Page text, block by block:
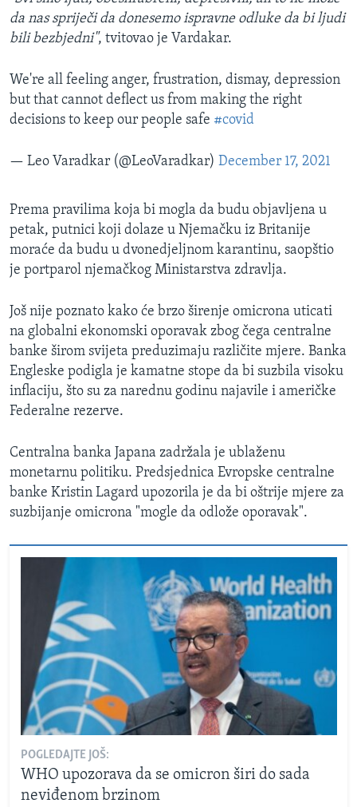
da nas spriječi da donesemo ispravne odluke da bi ljudi
bili bezbjedni", tvitovao je Vardakar.
We're all feeling anger, frustration, dismay, depression
but that cannot deflect us from making the right
decisions to keep our people safe #covid
— Leo Varadkar (@LeoVaradkar) December 17, 2021
Prema pravilima koja bi mogla da budu objavljena u
petak, putnici koji dolaze u Njemačku iz Britanije
moraće da budu u dvonedjeljnom karantinu, saopštio
je portparol njemačkog Ministarstva zdravlja.
Još nije poznato kako će brzo širenje omicrona uticati
na globalni ekonomski oporavak zbog čega centralne
banke širom svijeta preduzimaju različite mjere. Banka
Engleske podigla je kamatne stope da bi suzbila visoku
inflaciju, što su za narednu godinu najavile i američke
Federalne rezerve.
Centralna banka Japana zadržala je ublaženu
monetarnu politiku. Predsjednica Evropske centralne
banke Kristin Lagard upozorila je da bi oštrije mjere za
suzbijanje omicrona "mogle da odlože oporavak".
POGLEDAJTE JOŠ:
WHO upozorava da se omicron širi do sada
neviđenom brzinom